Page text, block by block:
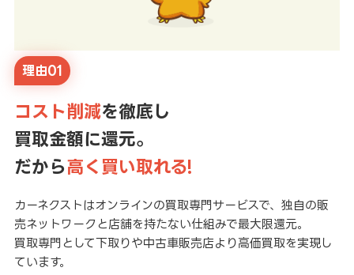
理由01
コスト削減を徹底し
買取金額に還元。
だから高く買い取れる!
カーネクストはオンラインの買取専門サービスで、独自の販
売ネットワークと店舗を持たない仕組みで最大限還元。
買取専門として下取りや中古車販売店より高価買取を実現し
ています。